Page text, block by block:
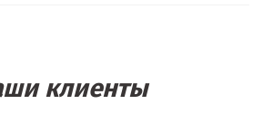
клиенты